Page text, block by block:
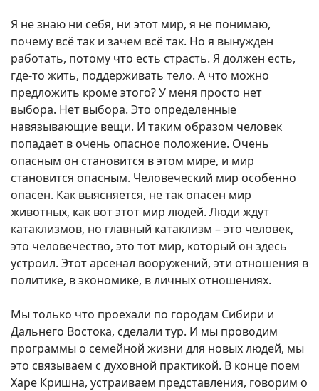
Я не знаю ни себя, ни этот мир, я не понимаю,
почему всё так и зачем всё так. Но я вынужден
работать, потому что есть страсть. Я должен есть,
где-то жить, поддерживать тело. А что можно
предложить кроме этого? У меня просто нет
выбора. Нет выбора. Это определенные
навязывающие вещи. И таким образом человек
попадает в очень опасное положение. Очень
опасным он становится в этом мире, и мир
становится опасным. Человеческий мир особенно
опасен. Как выясняется, не так опасен мир
животных, как вот этот мир людей. Люди ждут
катаклизмов, но главный катаклизм – это человек,
это человечество, это тот мир, который он здесь
устроил. Этот арсенал вооружений, эти отношения в
политике, в экономике, в личных отношениях.
Мы только что проехали по городам Сибири и
Дальнего Востока, сделали тур. И мы проводим
программы о семейной жизни для новых людей, мы
это связываем с духовной практикой. В конце поем
Харе Кришна, устраиваем представления, говорим о